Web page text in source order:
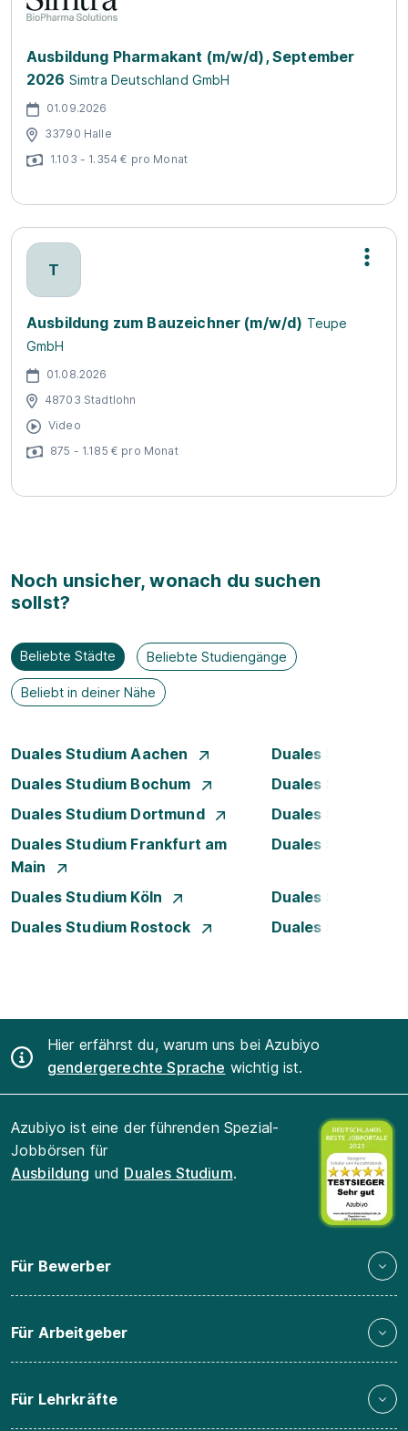
Ausbildung Pharmakant (m/w/d), September
2026 Simtra Deutschland GmbH
01.09.2026
33790 Halle
1.103 - 1.354 € pro Monat
T
Ausbildung zum Bauzeichner (m/w/d) Teupe
GmbH
01.08.2026
48703 Stadtlohn
Video
875 - 1.185 € pro Monat
Noch unsicher, wonach du suchen
sollst?
Beliebte Städte Beliebte Studiengänge
Beliebt in deiner Nähe
Duales Studium Aachen
Duales Studium
Duales Studium Bochum
Duales Studium
Duales Studium Dortmund
Duales Studium
Duales Studium Frankfurt am
Main
Duales Studium
Duales Studium Köln
Duales Studium
Duales Studium Rostock
Duales Studium
Hier erfährst du, warum uns bei Azubiyo
gendergerechte Sprache wichtig ist.
Azubiyo ist eine der führenden Spezial-
Jobbörsen für
Ausbildung und Duales Studium.
Für Bewerber
Für Arbeitgeber
Für Lehrkräfte